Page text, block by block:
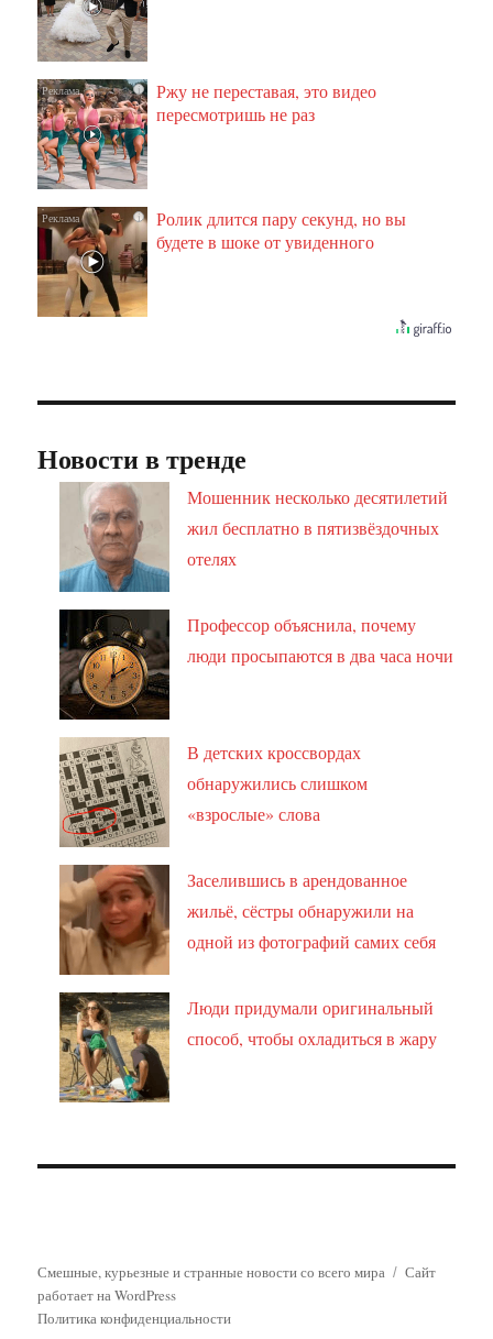
i
Ржу не переставая, это видео
пересмотришь не раз
i
Ролик длится пару секунд, но вы
будете в шоке от увиденного
Новости в тренде
Мошенник несколько десятилетий
жил бесплатно в пятизвёздочных
отелях
Профессор объяснила, почему
люди просыпаются в два часа ночи
В детских кроссвордах
обнаружились слишком
«взрослые» слова
Заселившись в арендованное
жильё, сёстры обнаружили на
одной из фотографий самих себя
Люди придумали оригинальный
способ, чтобы охладиться в жару
Смешные, курьезные и странные новости со всего мира
Сайт
работает на WordPress
Политика конфиденциальности